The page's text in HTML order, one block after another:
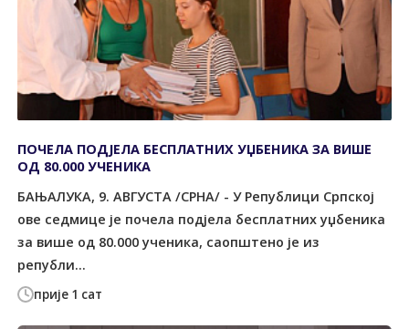
прије 1 сат
ПОЧЕЛА ПОДЈЕЛА БЕСПЛАТНИХ УЏБЕНИКА ЗА ВИШЕ
ОД 80.000 УЧЕНИКА
БАЊАЛУКА, 9. АВГУСТА /СРНА/ - У Републици Српској
ове седмице је почела подјела бесплатних уџбеника
за више од 80.000 ученика, саопштено је из
републи...